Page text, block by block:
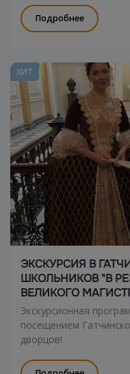
Подробнее
ХИТ
ЭКСКУРСИЯ В
ШКОЛЬНИКОВ "В
ВЕЛИКОГО
Экскурсионная
посещением
дворцов!